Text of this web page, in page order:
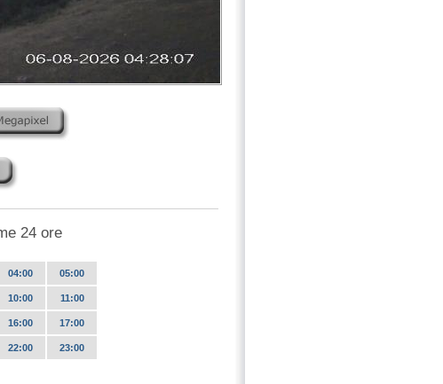
24 ore
04:00 05:00
10:00 11:00
16:00 17:00
22:00 23:00